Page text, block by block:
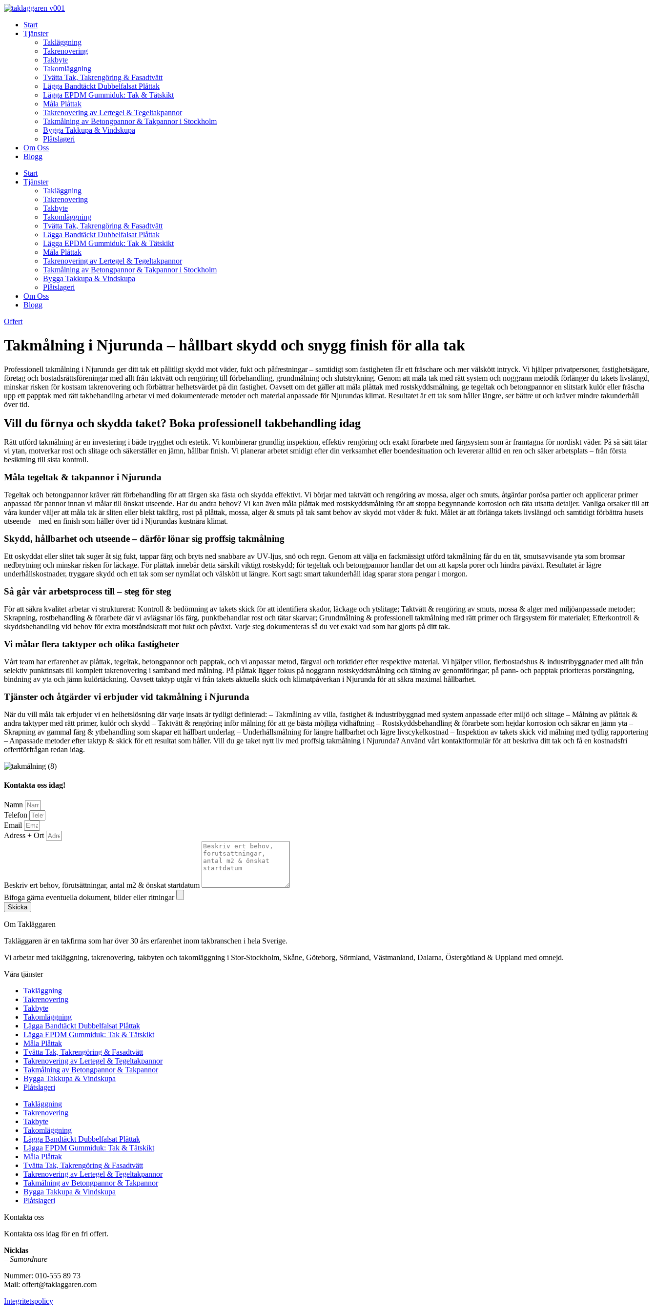
Skip
contentStart
Tjänster
Takläggning
Takrenovering
Takbyte
Takomläggning
Tvätta Tak, Takrengöring & Fasadtvätt
Lägga Bandtäckt Dubbelfalsat Plåttak
Lägga EPDM Gummiduk: Tak & Tätskikt
Måla Plåttak
Takrenovering av Lertegel & Tegeltakpannor
Takmålning av Betongpannor & Takpannor i Stockholm
Bygga Takkupa & Vindskupa
Plåtslageri
Om Oss
Blogg
Start
Tjänster
Takläggning
Takrenovering
Takbyte
Takomläggning
Tvätta Tak, Takrengöring & Fasadtvätt
Lägga Bandtäckt Dubbelfalsat Plåttak
Lägga EPDM Gummiduk: Tak & Tätskikt
Måla Plåttak
Takrenovering av Lertegel & Tegeltakpannor
Takmålning av Betongpannor & Takpannor i Stockholm
Bygga Takkupa & Vindskupa
Plåtslageri
Om Oss
Blogg
Offert
Takmålning i Njurunda – hållbart skydd och snygg finish för alla tak
Professionell takmålning i Njurunda ger ditt tak ett pålitligt skydd mot väder, fukt och påfrestningar – samtidigt som fastigheten får ett fräschare och mer välskött intryck. Vi hjälper privatpersoner, fastighetsägare,
företag och bostadsrättsföreningar med allt från taktvätt och rengöring till förbehandling, grundmålning och slutstrykning. Genom att måla tak med rätt system och noggrann metodik förlänger du takets livslängd,
minskar risken för kostsam takrenovering och förbättrar helhetsvärdet på din fastighet. Oavsett om det gäller att måla plåttak med rostskyddsmålning, ge tegeltak och betongpannor en slitstark kulör eller fräscha
upp ett papptak med rätt takbehandling arbetar vi med dokumenterade metoder och material anpassade för Njurundas klimat. Resultatet är ett tak som håller längre, ser bättre ut och kräver mindre takunderhåll
över tid.
Vill du förnya och skydda taket? Boka professionell takbehandling idag
Rätt utförd takmålning är en investering i både trygghet och estetik. Vi kombinerar grundlig inspektion, effektiv rengöring och exakt förarbete med färgsystem som är framtagna för nordiskt väder. På så sätt tätar
vi ytan, motverkar rost och slitage och säkerställer en jämn, hållbar finish. Vi planerar arbetet smidigt efter din verksamhet eller boendesituation och levererar alltid en ren och säker arbetsplats – från första
besiktning till sista kontroll.
Måla tegeltak & takpannor i Njurunda
Tegeltak och betongpannor kräver rätt förbehandling för att färgen ska fästa och skydda effektivt. Vi börjar med taktvätt och rengöring av mossa, alger och smuts, åtgärdar porösa partier och applicerar primer
anpassad för pannor innan vi målar till önskat utseende. Har du andra behov? Vi kan även måla plåttak med rostskyddsmålning för att stoppa begynnande korrosion och täta utsatta detaljer. Vanliga orsaker till att
våra kunder väljer att måla tak är sliten eller blekt takfärg, rost på plåttak, mossa, alger & smuts på tak samt behov av skydd mot väder & fukt. Målet är att förlänga takets livslängd och samtidigt förbättra husets
utseende – med en finish som håller över tid i Njurundas kustnära klimat.
Skydd, hållbarhet och utseende – därför lönar sig proffsig takmålning
Ett oskyddat eller slitet tak suger åt sig fukt, tappar färg och bryts ned snabbare av UV-ljus, snö och regn. Genom att välja en fackmässigt utförd takmålning får du en tät, smutsavvisande yta som bromsar
nedbrytning och minskar risken för läckage. För plåttak innebär detta särskilt viktigt rostskydd; för tegeltak och betongpannor handlar det om att kapsla porer och hindra påväxt. Resultatet är lägre
underhållskostnader, tryggare skydd och ett tak som ser nymålat och välskött ut längre. Kort sagt: smart takunderhåll idag sparar stora pengar i morgon.
Så går vår arbetsprocess till – steg för steg
För att säkra kvalitet arbetar vi strukturerat: Kontroll & bedömning av takets skick för att identifiera skador, läckage och ytslitage; Taktvätt & rengöring av smuts, mossa & alger med miljöanpassade metoder;
Skrapning, rostbehandling & förarbete där vi avlägsnar lös färg, punktbehandlar rost och tätar skarvar; Grundmålning & professionell takmålning med rätt primer och färgsystem för materialet; Efterkontroll &
skyddsbehandling vid behov för extra motståndskraft mot fukt och påväxt. Varje steg dokumenteras så du vet exakt vad som har gjorts på ditt tak.
Vi målar flera taktyper och olika fastigheter
Vårt team har erfarenhet av plåttak, tegeltak, betongpannor och papptak, och vi anpassar metod, färgval och torktider efter respektive material. Vi hjälper villor, flerbostadshus & industribyggnader med allt från
selektiv punktinsats till komplett takrenovering i samband med målning. På plåttak ligger fokus på noggrann rostskyddsmålning och tätning av genomföringar; på pann- och papptak prioriteras porstängning,
bindning av yta och jämn kulörtäckning. Oavsett taktyp utgår vi från takets aktuella skick och klimatpåverkan i Njurunda för att säkra maximal hållbarhet.
Tjänster och åtgärder vi erbjuder vid takmålning i Njurunda
När du vill måla tak erbjuder vi en helhetslösning där varje insats är tydligt definierad: – Takmålning av villa, fastighet & industribyggnad med system anpassade efter miljö och slitage – Målning av plåttak &
andra taktyper med rätt primer, kulör och skydd – Taktvätt & rengöring inför målning för att ge bästa möjliga vidhäftning – Rostskyddsbehandling & förarbete som hejdar korrosion och säkrar en jämn yta –
Skrapning av gammal färg & ytbehandling som skapar ett hållbart underlag – Underhållsmålning för längre hållbarhet och lägre livscykelkostnad – Inspektion av takets skick vid målning med tydlig rapportering
– Anpassade metoder efter taktyp & skick för ett resultat som håller. Vill du ge taket nytt liv med proffsig takmålning i Njurunda? Använd vårt kontaktformulär för att beskriva ditt tak och få en kostnadsfri
offertförfrågan redan idag.
Kontakta oss idag!
Namn
Telefon
Email
Adress + Ort
Beskriv ert behov, förutsättningar, antal m2 & önskat startdatum
Bifoga gärna eventuella dokument, bilder eller ritningar
Skicka
Om Takläggaren
Takläggaren är en takfirma som har över 30 års erfarenhet inom takbranschen i hela Sverige.
Vi arbetar med takläggning, takrenovering, takbyten och takomläggning i Stor-Stockholm, Skåne, Göteborg, Sörmland, Västmanland, Dalarna, Östergötland & Uppland med omnejd.
Våra tjänster
Takläggning
Takrenovering
Takbyte
Takomläggning
Lägga Bandtäckt Dubbelfalsat Plåttak
Lägga EPDM Gummiduk: Tak & Tätskikt
Måla Plåttak
Tvätta Tak, Takrengöring & Fasadtvätt
Takrenovering av Lertegel & Tegeltakpannor
Takmålning av Betongpannor & Takpannor
Bygga Takkupa & Vindskupa
Plåtslageri
Takläggning
Takrenovering
Takbyte
Takomläggning
Lägga Bandtäckt Dubbelfalsat Plåttak
Lägga EPDM Gummiduk: Tak & Tätskikt
Måla Plåttak
Tvätta Tak, Takrengöring & Fasadtvätt
Takrenovering av Lertegel & Tegeltakpannor
Takmålning av Betongpannor & Takpannor
Bygga Takkupa & Vindskupa
Plåtslageri
Kontakta oss
Kontakta oss idag för en fri offert.
Nicklas
– Samordnare
Nummer: 010-555 89 73
Mail: offert@taklaggaren.com
Integritetspolicy